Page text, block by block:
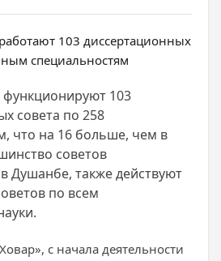
функционируют 103
совета по 258
что на 16 больше, чем в
советов
Душанбе, также действуют
по всем
с начала деятельности